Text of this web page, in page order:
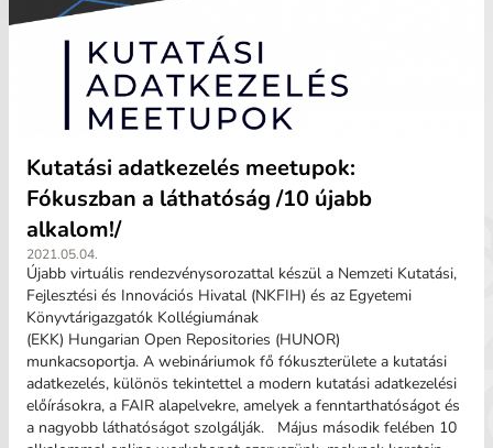
Kutatási adatkezelés meetupok:
Fókuszban a láthatóság /10 újabb
alkalom!/
2021.05.04.
Újabb virtuális rendezvénysorozattal készül a Nemzeti Kutatási,
Fejlesztési és Innovációs Hivatal (NKFIH) és az Egyetemi
Könyvtárigazgatók Kollégiumának
(EKK) Hungarian Open Repositories (HUNOR)
munkacsoportja. A webináriumok fő fókuszterülete a kutatási
adatkezelés, különös tekintettel a modern kutatási adatkezelési
előírásokra, a FAIR alapelvekre, amelyek a fenntarthatóságot és
a nagyobb láthatóságot szolgálják. Május második felében 10